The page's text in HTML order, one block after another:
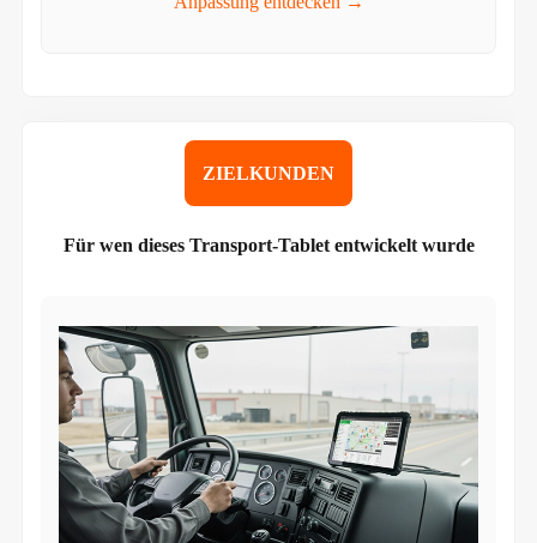
ZIELKUNDEN
Für wen dieses Transport-Tablet entwickelt wurde